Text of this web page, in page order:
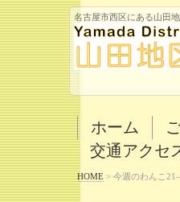
名古屋市西区にある山田
ホーム
交通アクセ
HOME> 今週のわんこ21-